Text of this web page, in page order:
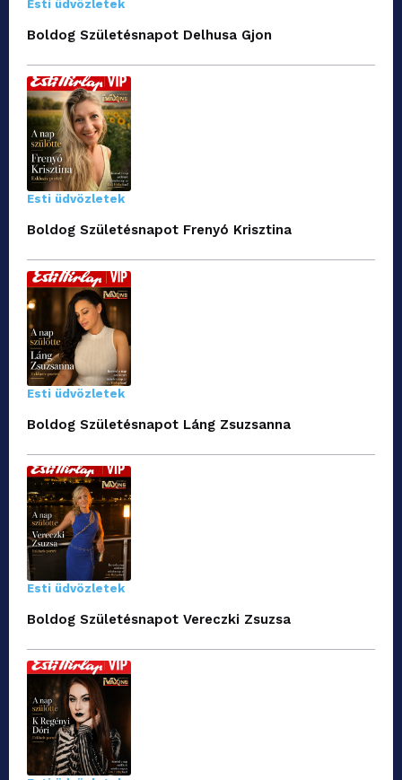
Esti üdvözletek
Boldog Születésnapot Delhusa Gjon
Esti üdvözletek
Boldog Születésnapot Frenyó Krisztina
Esti üdvözletek
Boldog Születésnapot Láng Zsuzsanna
Esti üdvözletek
Boldog Születésnapot Vereczki Zsuzsa